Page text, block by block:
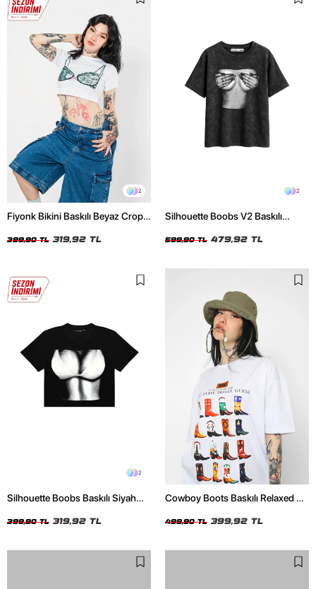
2
Fiyonk Bikini Baskılı Beyaz Crop
399,90 TL 319,92 TL
2
Silhouette Boobs V2 Baskılı
Tshirt
599,90 TL 479,92 TL
2
Silhouette Boobs Baskılı Siyah
399,90 TL 319,92 TL
Cowboy Boots Baskılı Relaxed Fit
499,90 TL 399,92 TL